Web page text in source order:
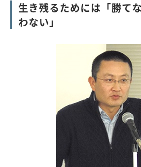
生き残るためには「勝て
わない」